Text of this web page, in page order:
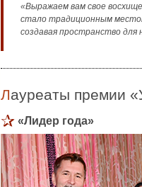
«Выражаем вам свое
стало традиционным
создавая пространство
Лауреаты премии
«Лидер года»